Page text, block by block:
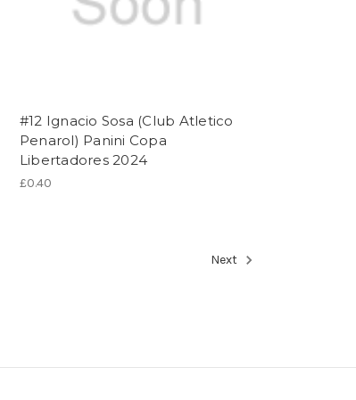
#12 Ignacio Sosa (Club Atletico
Penarol) Panini Copa
Libertadores 2024
£0.40
Next